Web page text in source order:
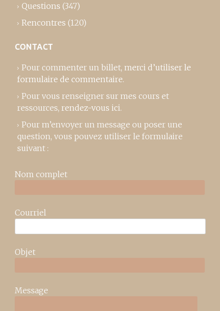
Questions (347)
Rencontres (120)
CONTACT
Pour commenter un billet, merci d’utiliser le
formulaire de commentaire.
Pour vous renseigner sur mes cours et
ressources, rendez-vous ici.
Pour m’envoyer un message ou poser une
question, vous pouvez utiliser le formulaire
suivant :
Nom complet
Courriel
Objet
Message